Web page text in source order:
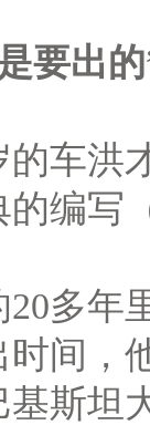
要出
车洪
编写
多年
间，
基斯坦